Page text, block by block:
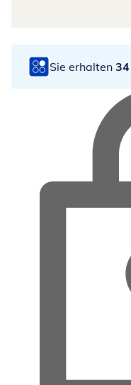
Sie erhalten 34